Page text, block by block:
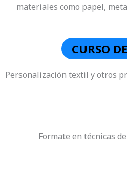
materiales como papel,
CURSO
Personalización textil y otros
Formate en técnicas